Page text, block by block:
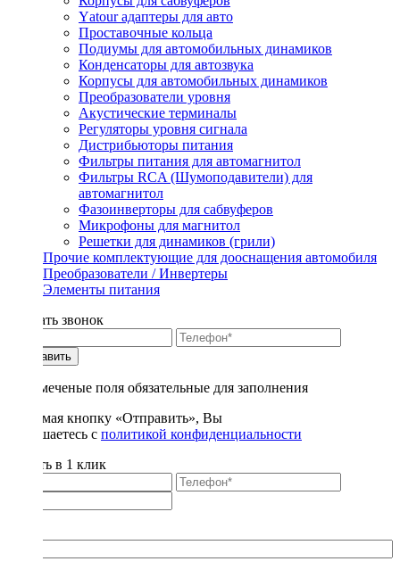
Yаtour адаптеры для авто
Проставочные кольца
Подиумы для автомобильных динамиков
Конденсаторы для автозвука
Корпусы для автомобильных динамиков
Преобразователи уровня
Акустические терминалы
Регуляторы уровня сигнала
Дистрибьюторы питания
Фильтры питания для автомагнитол
Фильтры RCA (Шумоподавители) для
автомагнитол
Фазоинверторы для сабвуферов
Микрофоны для магнитол
Решетки для динамиков (грили)
Прочие комплектующие для дооснащения автомобиля
Преобразователи / Инвертеры
Элементы питания
Заказать звонок
Отправить
* - отмеченые поля обязательные для заполнения
Нажимая кнопку «Отправить», Вы
соглашаетесь с политикой конфиденциальности
Купить в 1 клик